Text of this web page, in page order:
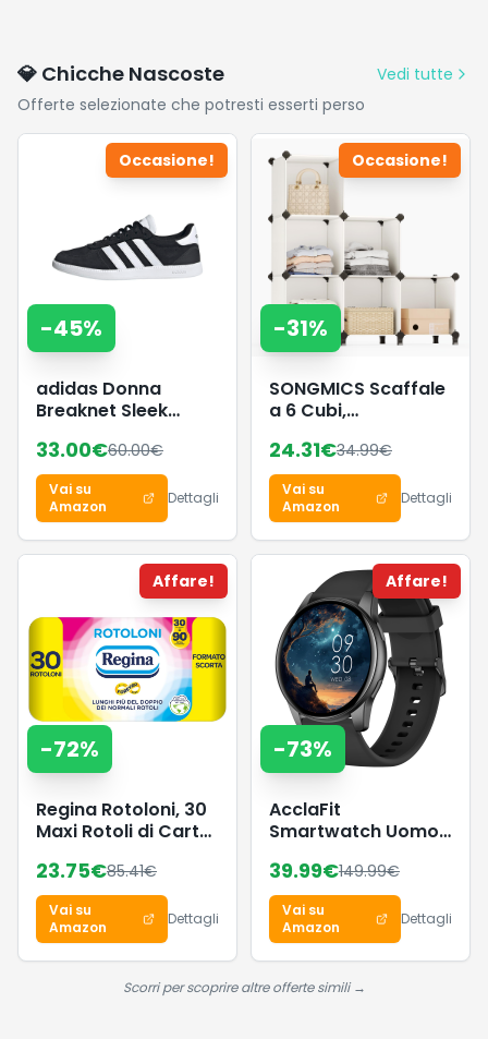
💎 Chicche Nascoste
Vedi tutte
Offerte selezionate che potresti esserti perso
Occasione!
-45%
adidas Donna
Breaknet Sleek
Black/Ftwr
White/Core Black,
38 EU
33.00€60.00€
Vai su
Amazon
Dettagli
Occasione!
-31%
SONGMICS Scaffale
a 6 Cubi,
Modulare,
Portaoggetti in
Plastica con Piedini,
Scarpiera, Cubo 30
x 30 x 30 cm,
Soggiorno, Camera
da Letto, Martello di
Gomma, Bianco
Crema LPC111M01
24.31€34.99€
Vai su
Amazon
Dettagli
Affare!
-72%
Regina Rotoloni, 30
Maxi Rotoli di Carta
23.75€85.41€
Vai su
Amazon
Dettagli
Affare!
-73%
AcclaFit
Smartwatch Uomo
Chiamate
Bluetooth, Orologio
Fitness Rotondo da
1,38" con 147+
Modalità Sportive,
Cardiofrequenzimetro,
39.99€149.99€
Vai su
Amazon
Dettagli
Scorri per scoprire altre offerte simili →